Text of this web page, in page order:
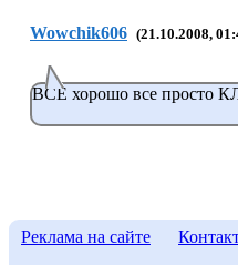
Wowchik606 (21.10.2008,
ВСЕ хорошо все просто
Реклама на сайте